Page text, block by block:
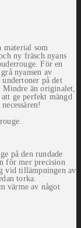
material som
ny fräsch nyans
För en
nyansen av
undertoner på det
Mindre än originalet,
ge perfekt mängd
på den rundade
för mer precision
vid tillämpningen av
torka.
värme av något